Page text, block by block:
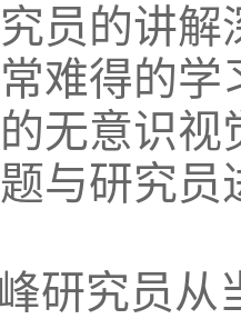
员的讲
难得的学
无意识
与研究
研究员从